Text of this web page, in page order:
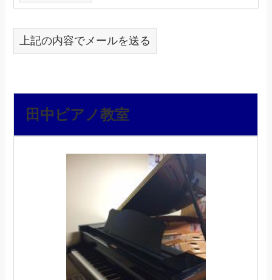
上記の内容でメールを送る
田中ピアノ教室